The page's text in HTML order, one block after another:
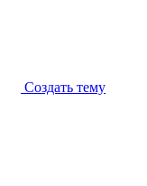
Создать тему